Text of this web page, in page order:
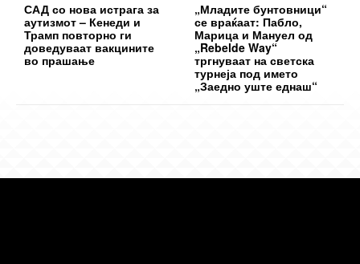
САД со нова истрага за
аутизмот – Кенеди и
Трамп повторно ги
доведуваат вакцините
во прашање
„Младите бунтовници“
се враќаат: Пабло,
Марица и Мануел од
„Rebelde Way“
тргнуваат на светска
турнеја под името
„Заедно уште еднаш“